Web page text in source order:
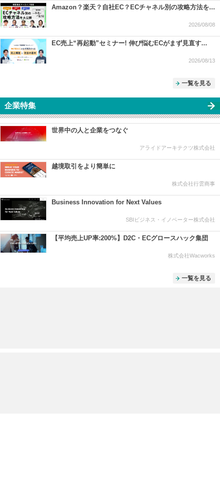
Amazon？楽天？自社EC？ECチャネル別の攻略方法を...
2026/08/08
EC売上“再起動”セミナー! 伸び悩むECがまず見直す...
2026/08/13
一覧を見る
企業特集
世界中の人と企業をつなぐ
アライドアーキテクツ株式会社
越境取引をより簡単に
株式会社行雲商事
Business Innovation for Next Values
SBIビジネス・イノベーター株式会社
【平均売上UP率:200%】D2C・ECグロースハック集団
株式会社Wacworks
一覧を見る